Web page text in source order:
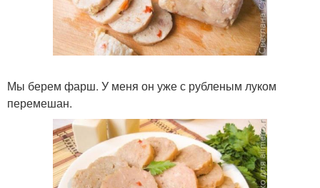
Мы берем фарш. У меня он уже с рубленым луком
перемешан.